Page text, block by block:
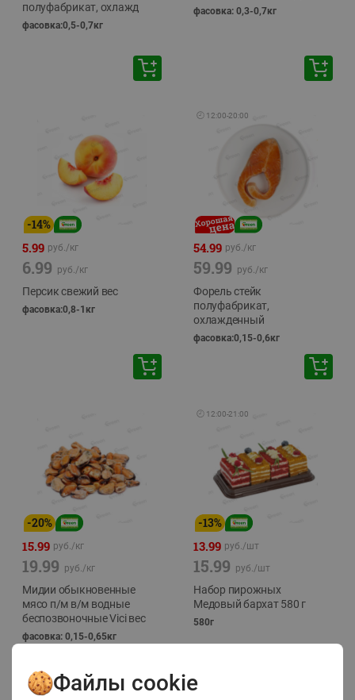
полуфабрикат, охлажд
фасовка:0,5-0,7кг
фасовка: 0,3-0,7кг
-14%
5.99 руб./кг
6.99 руб./кг
Персик свежий вес
фасовка:0,8-1кг
🕘 12:00-20:00
54.99 руб./кг
59.99 руб./кг
Форель стейк
полуфабрикат,
охлажденный
фасовка:0,15-0,6кг
-20%
15.99 руб./кг
19.99 руб./кг
Мидии обыкновенные
мясо п/м в/м водные
беспозвоночные Vici вес
фасовка: 0,15-0,65кг
🕘 12:00-21:00
-13%
13.99 руб./шт
15.99 руб./шт
Набор пирожных
Медовый бархат 580 г
580г
Файлы cookie